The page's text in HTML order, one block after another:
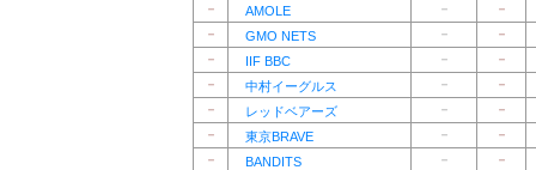
－
AMOLE －
－
－
GMO NETS －
－
－
IIF BBC －
－
－
中村イーグルス －
－
－
レッドベアーズ －
－
－
東京BRAVE －
－
－
BANDITS －
－